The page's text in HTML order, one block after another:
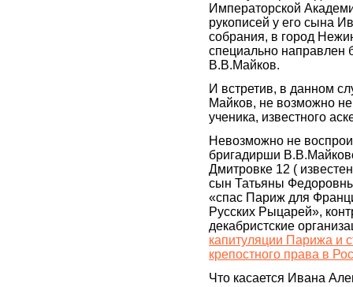
Императорской
рукописей у его сына
собрания, в город
специально направлен
В.В.Майков.
И встретив, в данном
Майков, не возможно
ученика, известного
Невозможно не
бригадирши
Дмитровке 12 (
сын Татьяны
«спас Париж для
Русских Рыцарей»,
декабристские
капитуляции Парижа и
крепостного права в
Что касается Ивана